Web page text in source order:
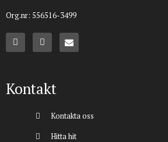
Org.nr: 556516-3499
Kontakt
Kontakta oss
Hitta hit